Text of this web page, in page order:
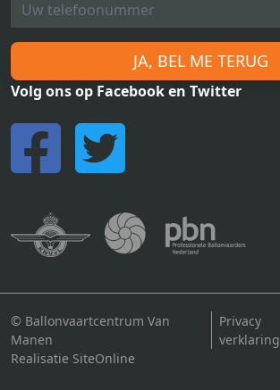
JA, BEL ME TERUG
Volg ons op Facebook en Twitter
© Ballonvaartcentrum Van
Manen
Privacy
verklaring
Realisatie SiteOnline